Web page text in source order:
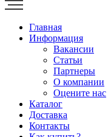
Главная
Информация
Вакансии
Статьи
Партнеры
О компании
Оцените нас
Каталог
Доставка
Контакты